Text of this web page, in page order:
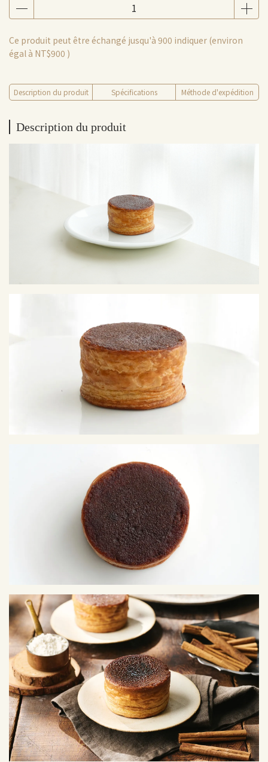
Ce produit peut être échangé jusqu'à 900 indiquer (environ
égal à NT$900 )
Description du produit Spécifications Méthode d'expédition
Description du produit